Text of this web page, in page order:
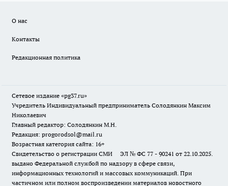
О нас
Контакты
Редакционная политика
Сетевое издание «pg37.ru»
Учредитель Индивидуальный предприниматель Солодянкин Максим
Николаевич
Главный редактор: Солодянкин М.Н.
Редакция: progorodsol@mail.ru
Возрастная категория сайта: 16+
Свидетельство о регистрации СМИ ЭЛ № ФС 77 - 90241 от 22.10.2025.
выдано Федеральной службой по надзору в сфере связи,
информационных технологий и массовых коммуникаций. При
частичном или полном воспроизведении материалов новостного